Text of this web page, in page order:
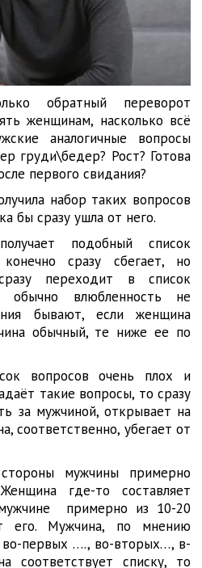
обратный переворот
женщинам, насколько всё
аналогичные вопросы
груди\бедер? Рост? Готова
первого свидания?
набор таких вопросов
бы сразу ушла от него.
подобный список
сразу сбегает, но
переходит в список
влюбленность не
бывают, если женщина
обычный, те ниже ее по
вопросов очень плох и
такие вопросы, то сразу
за мужчиной, открывает на
соответственно, убегает от
мужчины примерно
где-то составляет
примерно из 10-20
его. Мужчина, по мнению
первых …., во-вторых…, в-
соответствует списку, то